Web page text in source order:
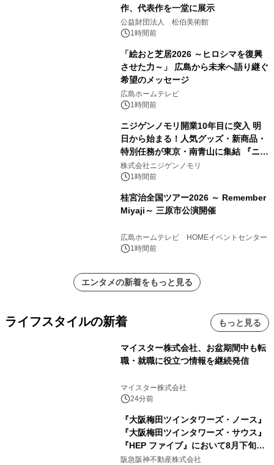
作、代表作を一堂に展示
公益財団法人 松伯美術館
1時間前
「絵おと芝居2026 ～ヒロシマを復興
させた力～」 広島から未来へ語り継ぐ
希望のメッセージ
広島ホームテレビ
1時間前
ニジゲンノモリ開業10年目に突入 明
日から始まる！人気グッズ・新商品・
特別任務が東京・南青山に集結 『ニジ
ゲンノモリ POPUPストア in Annex
Aoyama』
株式会社ニジゲンノモリ
1時間前
桂宮治全国ツアー2026 ～ Remember
Miyaji～ 三原市公演開催
広島ホームテレビ HOMEイベントセンター
1時間前
エンタメの新着をもっと見る
ライフスタイルの新着 もっと見る
マイスター株式会社、お盆期間中も転
職・就職に役立つ情報を継続発信
マイスター株式会社
24分前
『大阪梅田ツインタワーズ・ノース』
『大阪梅田ツインタワーズ・サウス』
『HEP ファイブ』において8月下旬か
ら 「オフサイト型コーポレートPPA」
阪急阪神不動産株式会社